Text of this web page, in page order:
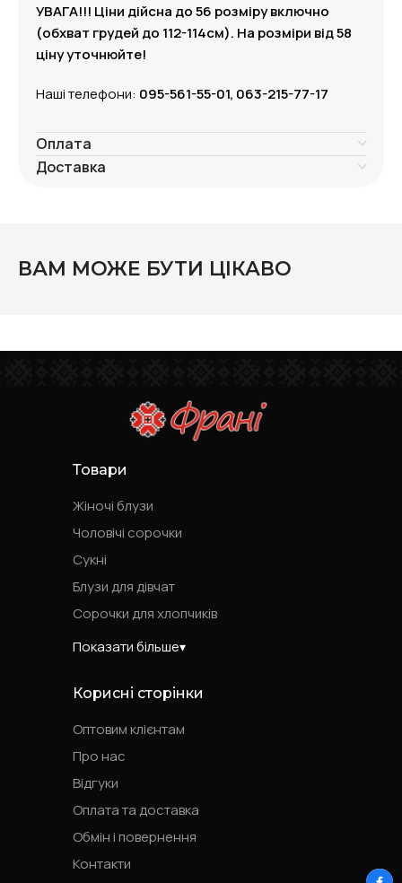
УВАГА!!! Ціни дійсна до 56 розміру включно
(обхват грудей до 112-114см). На розміри від 58
ціну уточнюйте!
Наші телефони: 095-561-55-01, 063-215-77-17
Оплата
Доставка
ВАМ МОЖЕ БУТИ ЦІКАВО
Товари
Жіночі блузи
Чоловічі сорочки
Сукні
Блузи для дівчат
Сорочки для хлопчиків
Показати більше
Корисні сторінки
Оптовим клієнтам
Про нас
Відгуки
Оплата та доставка
Обмін і повернення
Контакти